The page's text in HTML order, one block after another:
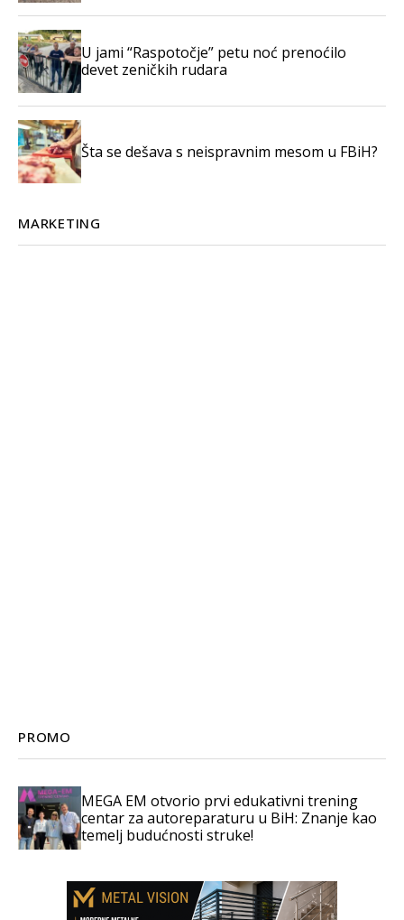
U jami “Raspotočje” petu noć prenoćilo
devet zeničkih rudara
Šta se dešava s neispravnim mesom u FBiH?
MARKETING
PROMO
MEGA EM otvorio prvi edukativni trening
centar za autoreparaturu u BiH: Znanje kao
temelj budućnosti struke!